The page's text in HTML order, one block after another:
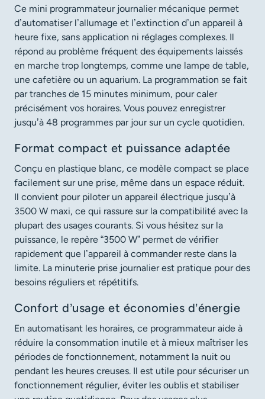
Ce mini programmateur journalier mécanique permet
d’automatiser l’allumage et l’extinction d’un appareil à
heure fixe, sans application ni réglages complexes. Il
répond au problème fréquent des équipements laissés
en marche trop longtemps, comme une lampe de table,
une cafetière ou un aquarium. La programmation se fait
par tranches de 15 minutes minimum, pour caler
précisément vos horaires. Vous pouvez enregistrer
jusqu’à 48 programmes par jour sur un cycle quotidien.
Format compact et puissance adaptée
Conçu en plastique blanc, ce modèle compact se place
facilement sur une prise, même dans un espace réduit.
Il convient pour piloter un appareil électrique jusqu’à
3500 W maxi, ce qui rassure sur la compatibilité avec la
plupart des usages courants. Si vous hésitez sur la
puissance, le repère “3500 W” permet de vérifier
rapidement que l’appareil à commander reste dans la
limite. La minuterie prise journalier est pratique pour des
besoins réguliers et répétitifs.
Confort d’usage et économies d’énergie
En automatisant les horaires, ce programmateur aide à
réduire la consommation inutile et à mieux maîtriser les
périodes de fonctionnement, notamment la nuit ou
pendant les heures creuses. Il est utile pour sécuriser un
fonctionnement régulier, éviter les oublis et stabiliser